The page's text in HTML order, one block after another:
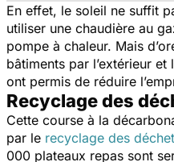
En effet, le soleil ne suffit
utiliser une chaudière au
pompe à chaleur. Mais
bâtiments par l’extérieur et
ont permis de réduire
Recyclage des
Cette course à la
par le recyclage des
000 plateaux repas sont